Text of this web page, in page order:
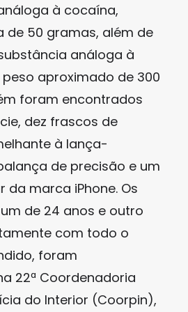
à cocaína,
de 50 gramas, além de
análoga à
aproximado de 300
foram encontrados
dez frascos de
à lança-
de precisão e um
da marca iPhone. Os
de 24 anos e outro
com todo o
foram
22ª Coordenadoria
do Interior (Coorpin),